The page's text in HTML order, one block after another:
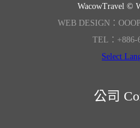
WacowTravel ©
WEB DESIGN：
TEL：+886-
Select
公司